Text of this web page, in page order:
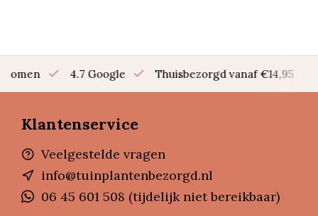
bomen 4.7 Google Thuisbezorgd vanaf €14,95
Klantenservice
Veelgestelde vragen
info@tuinplantenbezorgd.nl
06 45 601 508 (tijdelijk niet bereikbaar)